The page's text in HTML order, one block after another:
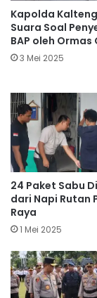
Kapolda
Suara Soal
BAP oleh Ormas
3 Mei 2025
24 Paket Sabu
dari Napi Rutan
Raya
1 Mei 2025